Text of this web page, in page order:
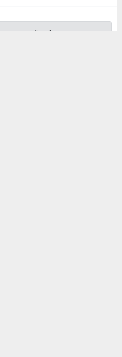
Ajansı (İHA),